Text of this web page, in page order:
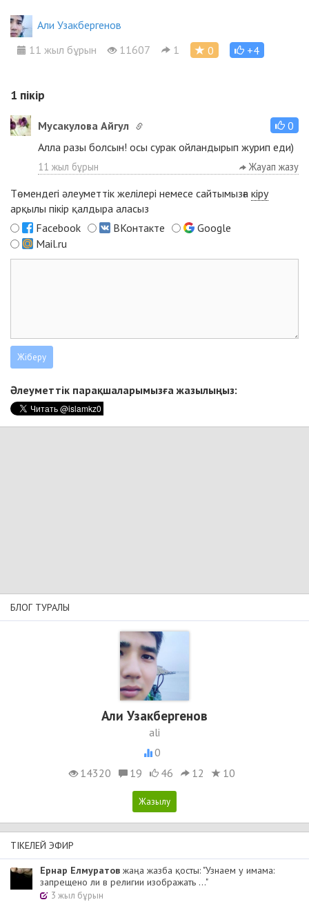
Али Узакбергенов
11 жыл бұрын
11607 1 0 +4
1 пікір
Мусакулова Айгул
0
Алла разы болсын! осы сурак ойландырып журип еди)
11 жыл бұрын Жауап жазу
Төмендегі әлеуметтік желілері немесе сайтымызға кіру
арқылы пікір қалдыра аласыз
Facebook
ВКонтакте
Google
Mail.ru
Әлеуметтік парақшаларымызға жазылыңыз:
БЛОГ ТУРАЛЫ
Али Узакбергенов
ali
0
14320
19 46 12 10
ТІКЕЛЕЙ ЭФИР
Ернар Елмуратов жаңа жазба қосты: "Узнаем у имама:
запрещено ли в религии изображать ..."
3 жыл бұрын